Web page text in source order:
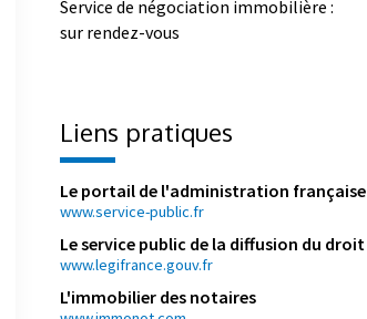
Service de négociation immobilière :
sur rendez-vous
Liens pratiques
Le portail de l'administration française
www.service-public.fr
Le service public de la diffusion du droit
www.legifrance.gouv.fr
L'immobilier des notaires